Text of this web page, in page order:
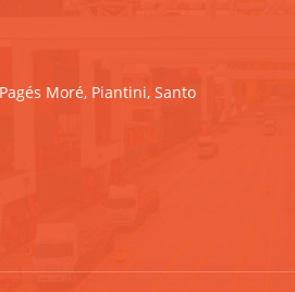
Moré, Piantini, Santo